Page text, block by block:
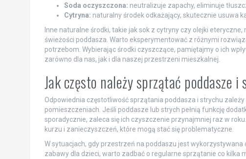
Soda oczyszczona: neutralizuje zapachy, eliminuje
Cytryna: naturalny środek odkażający, skutecznie usuwa
Inne naturalne środki, takie jak sok z cytryny czy olejki
świeżości poddasza. Warto eksperymentować z różnymi
potrzebom. Wybierając środki czyszczące, pamiętajmy o ich
zarówno dla nas, jak i dla naszej przestrzeni mieszkalnej.
Jak często należy sprzątać poddasze
Odpowiednia częstotliwość sprzątania poddasza i strychu
pomieszczeniach. Jeśli poddasze lub strych pełnią funkcję
sporadycznie, zaleca się ich czyszczenie przynajmniej raz w
kurzu i zanieczyszczeń, które mogą stać się problematyczne.
W sytuacjach, gdy przestrzeń na poddaszu jest wykorzystywana
zabawy dla dzieci, warto zadbać o regularne sprzątanie co